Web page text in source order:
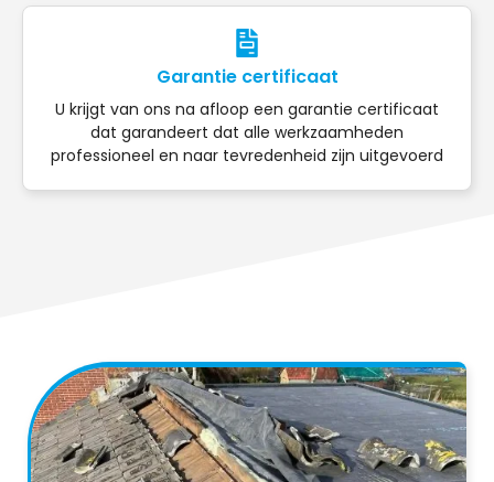
Garantie certificaat
U krijgt van ons na afloop een garantie certificaat
dat garandeert dat alle werkzaamheden
professioneel en naar tevredenheid zijn uitgevoerd